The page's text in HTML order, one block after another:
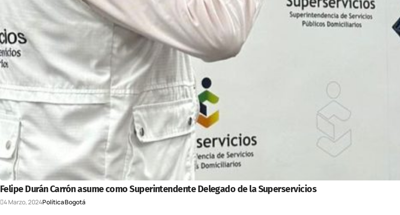
Felipe Durán Carrón asume como Superintendente Delegado de la Superservicios
4 Marzo, 2024PolíticaBogotá